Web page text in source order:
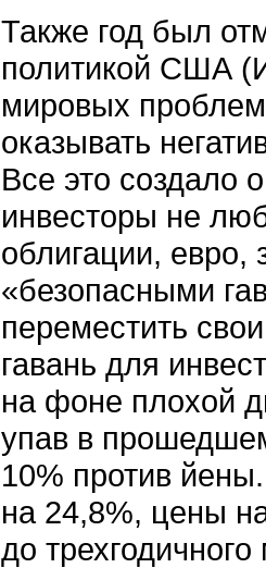
Также год был
политикой США
мировых
оказывать
Все это создало
инвесторы не
облигации, евро,
«безопасными
переместить
гавань для
на фоне плохой
упав в
10% против
на 24,8%, цены
до